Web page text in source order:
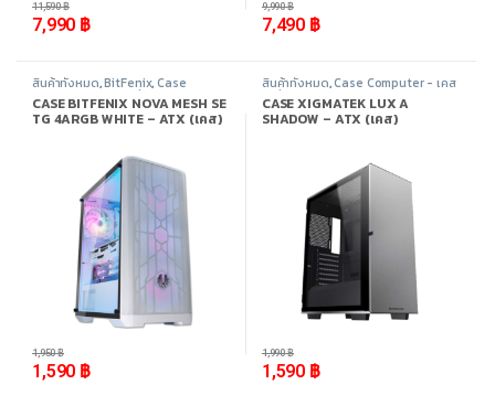
7,990 ฿
11,590฿
7,490 ฿
9,990฿
สินค้าทั้งหมด,BitFenix, Case
Computer - เคสเปล่า
คอมพิวเตอร์
CASE BITFENIX NOVA MESH SE
TG 4ARGB WHITE – ATX (เคส)
18%
1,590 ฿
1,950฿
สินค้าทั้งหมด,Case Computer - เคส
เปล่า อุปกรณ์คอมพิวเตอร์
CASE XIGMATEK LUX A
SHADOW – ATX (เคส)
20%
1,590 ฿
1,990฿